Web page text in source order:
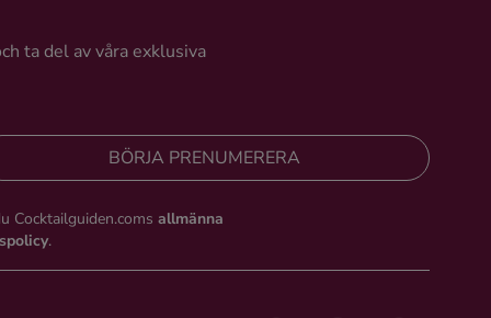
ta del av våra exklusiva
BÖRJA PRENUMERERA
Cocktailguiden.coms allmänna
.